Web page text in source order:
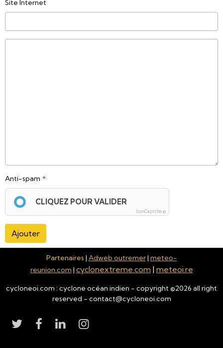
Site Internet
Anti-spam
CLIQUEZ POUR VALIDER
IconCaptcha ©
Ajouter
Partenaires | Adweb outremer| meteo-
reunion.com | cyclonextreme.com | meteoi.re
cycloneoi.com : cyclone océan indien - copyright ©2026 all right
reserved - contact@cycloneoi.com